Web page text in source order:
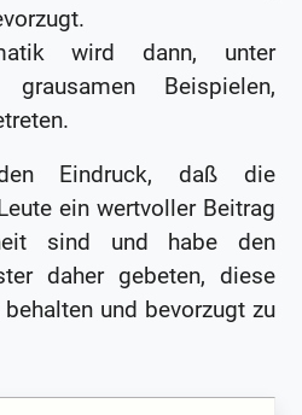
wird dann, unter
Beispielen,
Eindruck, daß die
ein wertvoller Beitrag
sind und habe den
daher gebeten, diese
und bevorzugt zu